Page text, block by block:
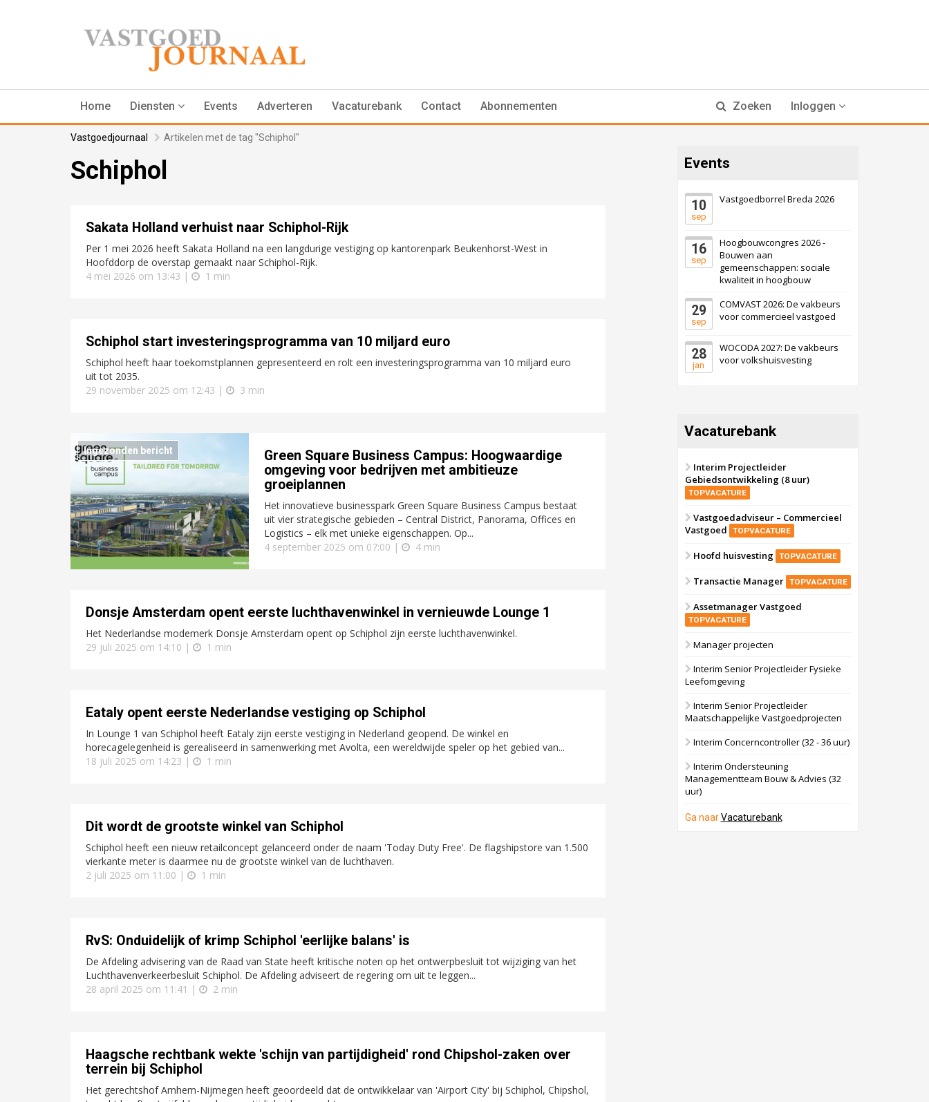
Home Diensten Events Adverteren Vacaturebank Contact Abonnementen Zoeken Inloggen
Vastgoedjournaal Artikelen met de tag "Schiphol"
Schiphol
Sakata Holland verhuist naar Schiphol-Rijk
Per 1 mei 2026 heeft Sakata Holland na een langdurige vestiging op kantorenpark Beukenhorst-West in
Hoofddorp de overstap gemaakt naar Schiphol-Rijk.
4 mei 2026 om 13:43 |
1 min
Schiphol start investeringsprogramma van 10 miljard euro
Schiphol heeft haar toekomstplannen gepresenteerd en rolt een investeringsprogramma van 10 miljard euro
uit tot 2035.
29 november 2025 om 12:43 |
3 min
Ingezonden bericht
Green Square Business Campus: Hoogwaardige
omgeving voor bedrijven met ambitieuze
groeiplannen
Het innovatieve businesspark Green Square Business Campus bestaat
uit vier strategische gebieden – Central District, Panorama, Offices en
Logistics – elk met unieke eigenschappen. Op...
4 september 2025 om 07:00 |
4 min
Donsje Amsterdam opent eerste luchthavenwinkel in vernieuwde Lounge 1
Het Nederlandse modemerk Donsje Amsterdam opent op Schiphol zijn eerste luchthavenwinkel.
29 juli 2025 om 14:10 |
1 min
Eataly opent eerste Nederlandse vestiging op Schiphol
In Lounge 1 van Schiphol heeft Eataly zijn eerste vestiging in Nederland geopend. De winkel en
horecagelegenheid is gerealiseerd in samenwerking met Avolta, een wereldwijde speler op het gebied van...
18 juli 2025 om 14:23 |
1 min
Dit wordt de grootste winkel van Schiphol
Schiphol heeft een nieuw retailconcept gelanceerd onder de naam 'Today Duty Free'. De flagshipstore van 1.500
vierkante meter is daarmee nu de grootste winkel van de luchthaven.
2 juli 2025 om 11:00 |
1 min
RvS: Onduidelijk of krimp Schiphol 'eerlijke balans' is
De Afdeling advisering van de Raad van State heeft kritische noten op het ontwerpbesluit tot wijziging van het
Luchthavenverkeerbesluit Schiphol. De Afdeling adviseert de regering om uit te leggen...
28 april 2025 om 11:41 |
2 min
Haagsche rechtbank wekte 'schijn van partijdigheid' rond Chipshol-zaken over
terrein bij Schiphol
Het gerechtshof Arnhem-Nijmegen heeft geoordeeld dat de ontwikkelaar van 'Airport City' bij Schiphol, Chipshol,
Events
10
sep
Vastgoedborrel Breda 2026
16
sep
Hoogbouwcongres 2026 -
Bouwen aan
gemeenschappen: sociale
kwaliteit in hoogbouw
29
sep
COMVAST 2026: De vakbeurs
voor commercieel vastgoed
28
jan
WOCODA 2027: De vakbeurs
voor volkshuisvesting
Vacaturebank
Interim Projectleider
Gebiedsontwikkeling (8 uur)
TOPVACATURE
Vastgoedadviseur – Commercieel
Vastgoed
TOPVACATURE
Hoofd huisvesting TOPVACATURE
Transactie Manager TOPVACATURE
Assetmanager Vastgoed
TOPVACATURE
Manager projecten
Interim Senior Projectleider Fysieke
Leefomgeving
Interim Senior Projectleider
Maatschappelijke Vastgoedprojecten
Interim Concerncontroller (32 - 36 uur)
Interim Ondersteuning
Managementteam Bouw & Advies (32
uur)
Ga naarVacaturebank